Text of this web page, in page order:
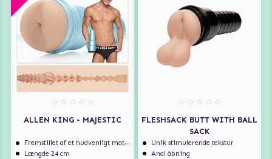
ALLEN KING - MAJESTIC
Fremstillet af et hudvenligt materiale
Længde 24 cm
FLESHSACK BUTT WITH BALL
SACK
Unik stimulerende tekstur
Anal åbning